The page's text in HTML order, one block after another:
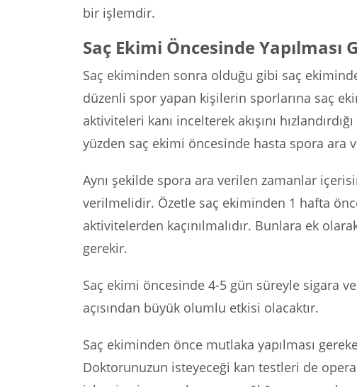
bir işlemdir.
Saç Ekimi Öncesinde Yapılması
Saç ekiminden sonra olduğu gibi saç
düzenli spor yapan kişilerin sporlarına saç
aktiviteleri kanı incelterek akışını
yüzden saç ekimi öncesinde hasta spora ara
Aynı şekilde spora ara verilen zamanlar
verilmelidir. Özetle saç ekiminden 1 hafta
aktivitelerden kaçınılmalıdır. Bunlara ek
gerekir.
Saç ekimi öncesinde 4-5 gün süreyle sigara
açısından büyük olumlu etkisi olacaktır.
Saç ekiminden önce mutlaka yapılması
Doktorunuzun isteyeceği kan testleri de